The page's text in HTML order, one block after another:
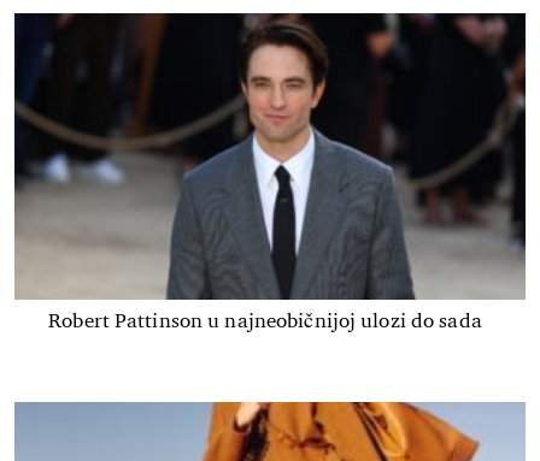
Robert Pattinson u najneobičnijoj ulozi do sada